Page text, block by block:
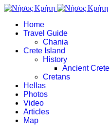
Home
Travel Guide
Chania
Crete Island
History
Ancient Crete
Cretans
Hellas
Photos
Video
Articles
Map